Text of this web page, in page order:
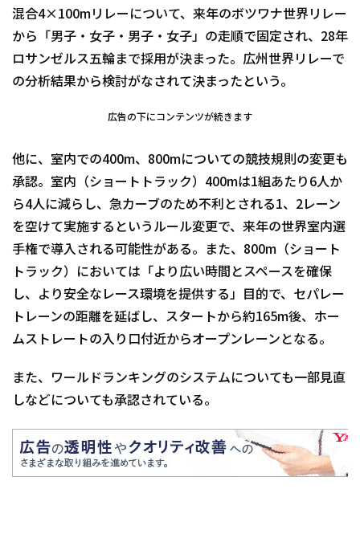
混合4×100mリレーについて、来年のボツワナ世界リレー
から「男子・女子・男子・女子」の走順で固定され、28年
ロサンゼルス五輪まで採用が決まった。広州世界リレーで
の分析結果から検討がなされて決まったという。
広告の下にコンテンツが続きます
他に、室内での400m、800mについての競技規則の変更も
承認。室内（ショートトラック）400mは1組あたり6人か
ら4人に減らし、急カーブのため不利とされる1、2レーン
を空けて実施するというルール変更で、来年の世界室内選
手権で導入される可能性がある。また、800m（ショート
トラック）においては「より広い時間とスペースを確保
し、より安全なレース環境を提供する」目的で、セパレー
トレーンの距離を延ばし、スタートから約165m後、ホー
ムストレートの入り口付近からオープンレーンとなる。
また、ワールドランキングのシステムについても一部見直
しなどについても承認されている。